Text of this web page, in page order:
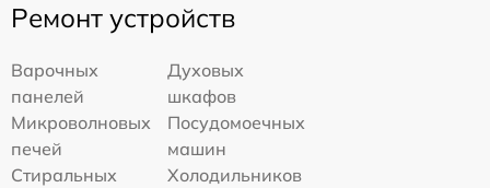
Ремонт устройств
Варочных
панелей
Духовых
шкафов
Микроволновых
печей
Посудомоечных
машин
Стиральных
Холодильников